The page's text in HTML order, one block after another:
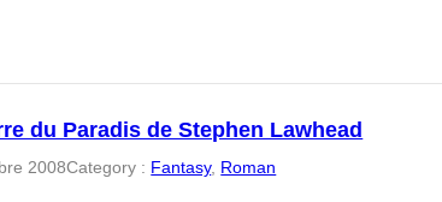
du Paradis de Stephen Lawhead
2008Category : Fantasy, Roman